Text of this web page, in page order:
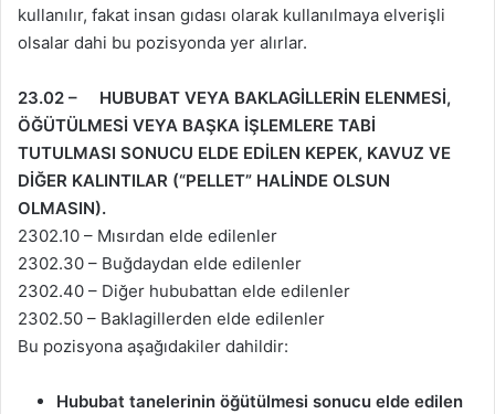
kullanılır, fakat insan gıdası olarak kullanılmaya elverişli
olsalar dahi bu pozisyonda yer alırlar.
23.02 – HUBUBAT VEYA BAKLAGİLLERİN ELENMESİ,
ÖĞÜTÜLMESİ VEYA BAŞKA İŞLEMLERE TABİ
TUTULMASI SONUCU ELDE EDİLEN KEPEK, KAVUZ VE
DİĞER KALINTILAR (“PELLET” HALİNDE OLSUN
OLMASIN).
2302.10 – Mısırdan elde edilenler
2302.30 – Buğdaydan elde edilenler
2302.40 – Diğer hububattan elde edilenler
2302.50 – Baklagillerden elde edilenler
Bu pozisyona aşağıdakiler dahildir:
Hububat tanelerinin öğütülmesi sonucu elde edilen